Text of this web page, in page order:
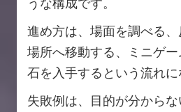
うな構成です。
進め方は、場面を調べる
場所へ移動する、ミニゲ
石を入手するという流れに
失敗例は、目的が分から